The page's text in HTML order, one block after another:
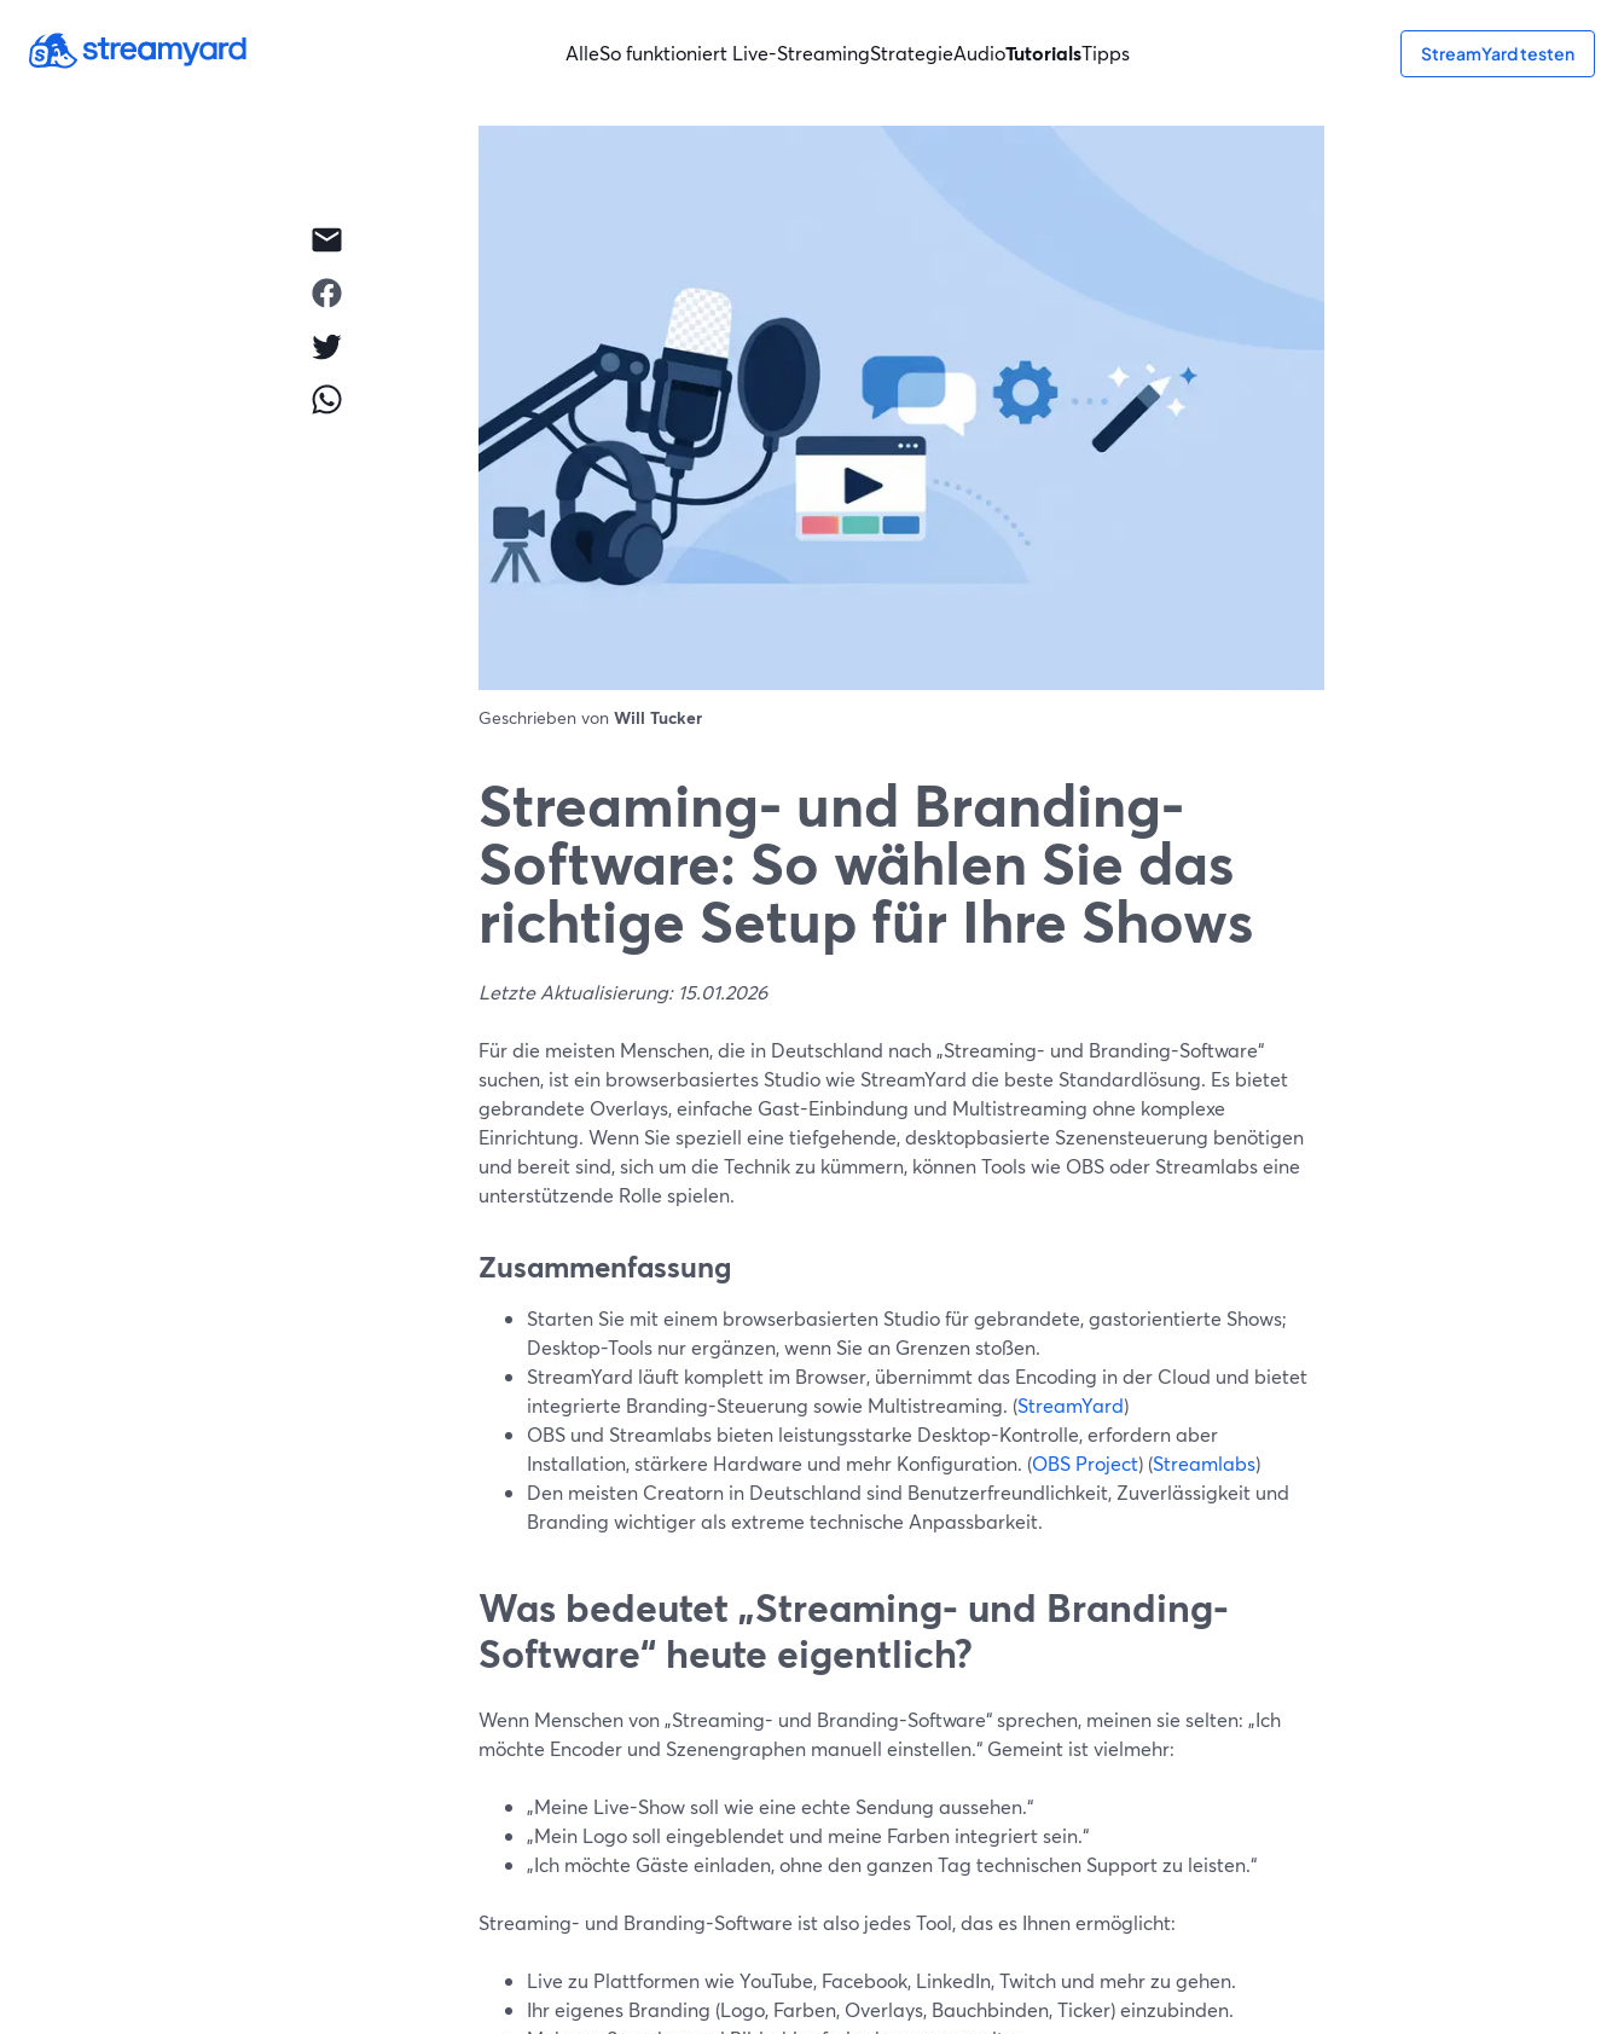
AlleSo funktioniert Live-StreamingStrategieAudioTutorialsTipps StreamYard testen
Geschrieben von Will Tucker
Streaming- und Branding-
Software: So wählen Sie das
richtige Setup für Ihre Shows
Letzte Aktualisierung: 15.01.2026
Für die meisten Menschen, die in Deutschland nach „Streaming- und Branding-Software“
suchen, ist ein browserbasiertes Studio wie StreamYard die beste Standardlösung. Es bietet
gebrandete Overlays, einfache Gast-Einbindung und Multistreaming ohne komplexe
Einrichtung. Wenn Sie speziell eine tiefgehende, desktopbasierte Szenensteuerung benötigen
und bereit sind, sich um die Technik zu kümmern, können Tools wie OBS oder Streamlabs eine
unterstützende Rolle spielen.
Zusammenfassung
Starten Sie mit einem browserbasierten Studio für gebrandete, gastorientierte Shows;
Desktop-Tools nur ergänzen, wenn Sie an Grenzen stoßen.
StreamYard läuft komplett im Browser, übernimmt das Encoding in der Cloud und bietet
integrierte Branding-Steuerung sowie Multistreaming. (StreamYard)
OBS und Streamlabs bieten leistungsstarke Desktop-Kontrolle, erfordern aber
Installation, stärkere Hardware und mehr Konfiguration. (OBS Project) (Streamlabs)
Den meisten Creatorn in Deutschland sind Benutzerfreundlichkeit, Zuverlässigkeit und
Branding wichtiger als extreme technische Anpassbarkeit.
Was bedeutet „Streaming- und Branding-
Software“ heute eigentlich?
Wenn Menschen von „Streaming- und Branding-Software“ sprechen, meinen sie selten: „Ich
möchte Encoder und Szenengraphen manuell einstellen.“ Gemeint ist vielmehr:
„Meine Live-Show soll wie eine echte Sendung aussehen.“
„Mein Logo soll eingeblendet und meine Farben integriert sein.“
„Ich möchte Gäste einladen, ohne den ganzen Tag technischen Support zu leisten.“
Streaming- und Branding-Software ist also jedes Tool, das es Ihnen ermöglicht:
Live zu Plattformen wie YouTube, Facebook, LinkedIn, Twitch und mehr zu gehen.
Ihr eigenes Branding (Logo, Farben, Overlays, Bauchbinden, Ticker) einzubinden.